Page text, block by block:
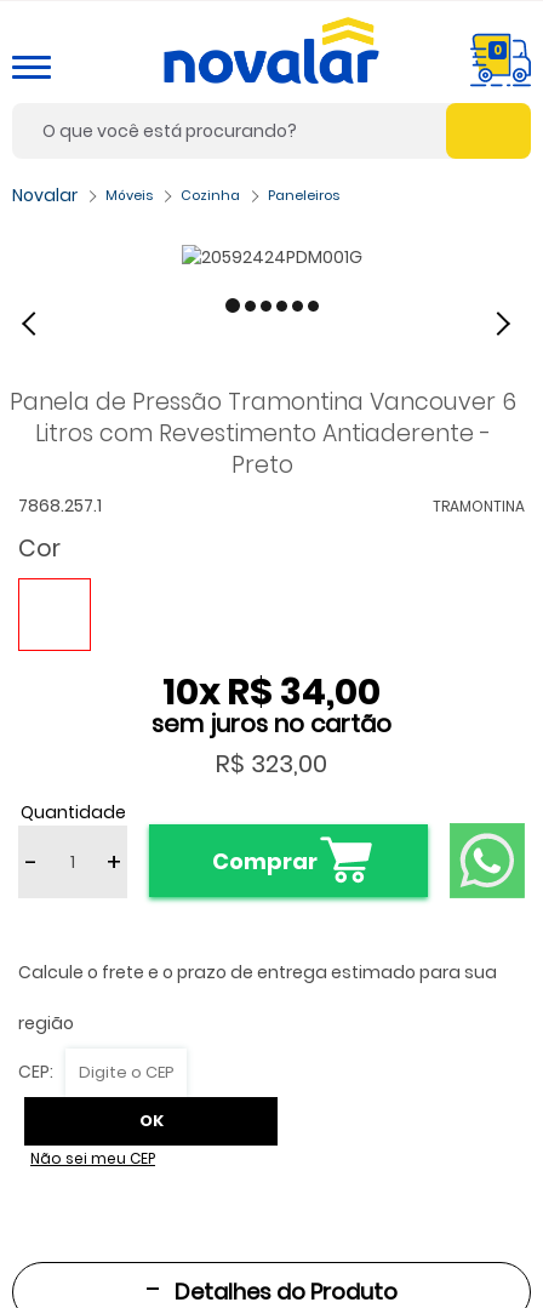
0
Móveis Cozinha Paneleiros
Panela de Pressão Tramontina Vancouver 6
Litros com Revestimento Antiaderente -
Preto
TRAMONTINA
7868.257.1
Cor
10xR$ 34,00
R$ 323,00
Quantidade
- + Comprar
Não sei meu CEP
Detalhes do Produto